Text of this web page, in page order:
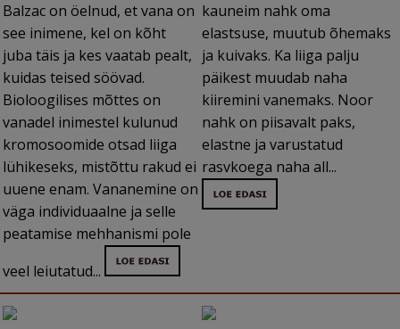
Balzac on öelnud, et vana on
see inimene, kel on kõht
juba täis ja kes vaatab pealt,
kuidas teised söövad.
Bioloogilises mõttes on
vanadel inimestel kulunud
kromosoomide otsad liiga
lühikeseks, mistõttu rakud ei
uuene enam. Vananemine on
väga individuaalne ja selle
peatamise mehhanismi pole
veel leiutatud...
kauneim nahk oma
elastsuse, muutub õhemaks
ja kuivaks. Ka liiga palju
päikest muudab naha
kiiremini vanemaks. Noor
nahk on piisavalt paks,
elastne ja varustatud
rasvkoega naha all...